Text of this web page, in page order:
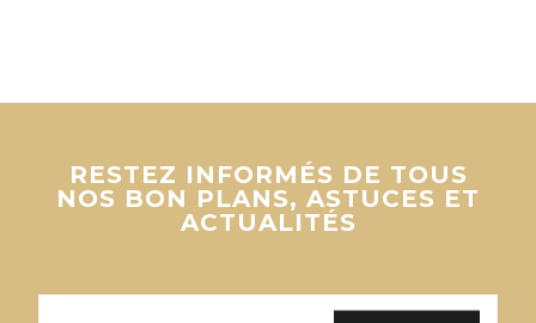
RESTEZ INFORMÉS DE TOUS
NOS BON PLANS, ASTUCES ET
ACTUALITÉS